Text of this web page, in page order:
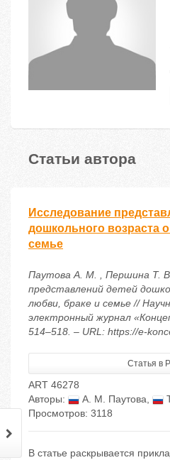
Статьи автора
Исследование
дошкольного возраста
семье
Паутова А. М. , Першина Т.
представлений детей
любви, браке и семье //
электронный журнал
514–518. – URL: https://e-
Статья в
ART 46278
Авторы:
А. М. Паутова,
Просмотров: 3118
В статье раскрывается